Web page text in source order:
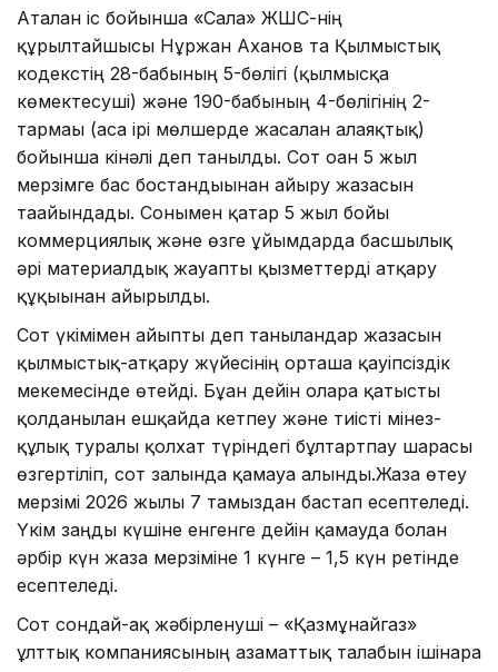
Аталған іс бойынша «Сала» ЖШС-нің
құрылтайшысы Нұржан Аханов та Қылмыстық
кодекстің 28-бабының 5-бөлігі (қылмысқа
көмектесуші) және 190-бабының 4-бөлігінің 2-
тармағы (аса ірі мөлшерде жасалған алаяқтық)
бойынша кінәлі деп танылды. Сот оған 5 жыл
мерзімге бас бостандығынан айыру жазасын
тағайындады. Сонымен қатар 5 жыл бойы
коммерциялық және өзге ұйымдарда басшылық
әрі материалдық жауапты қызметтерді атқару
құқығынан айырылды.
Сот үкімімен айыпты деп танылғандар жазасын
қылмыстық-атқару жүйесінің орташа қауіпсіздік
мекемесінде өтейді. Бұған дейін оларға қатысты
қолданылған ешқайда кетпеу және тиісті мінез-
құлық туралы қолхат түріндегі бұлтартпау шарасы
өзгертіліп, сот залында қамауға алынды.Жаза өтеу
мерзімі 2026 жылғы 7 тамыздан бастап есептеледі.
Үкім заңды күшіне енгенге дейін қамауда болған
әрбір күн жаза мерзіміне 1 күнге – 1,5 күн ретінде
есептеледі.
Сот сондай-ақ жәбірленуші – «Қазмұнайгаз»
ұлттық компаниясының азаматтық талабын ішінара